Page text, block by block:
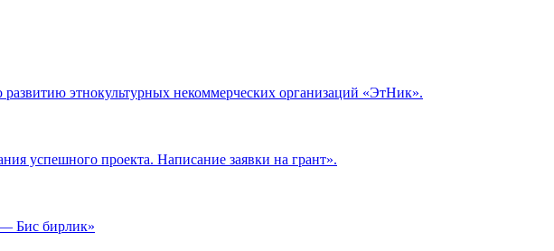
этнокультурных некоммерческих организаций «ЭтНик».
успешного проекта. Написание заявки на грант».
Бис бирлик»